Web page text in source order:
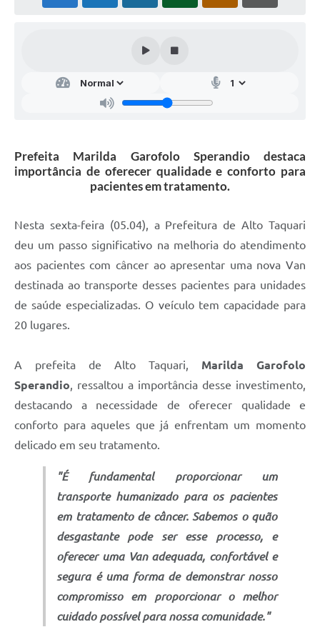
Prefeita Marilda Garofolo Sperandio destaca
importância de oferecer qualidade e conforto para
pacientes em tratamento.
Nesta sexta-feira (05.04), a Prefeitura de Alto Taquari
deu um passo significativo na melhoria do atendimento
aos pacientes com câncer ao apresentar uma nova Van
destinada ao transporte desses pacientes para unidades
de saúde especializadas. O veículo tem capacidade para
20 lugares.
A prefeita de Alto Taquari, Marilda Garofolo
Sperandio , ressaltou a importância desse investimento,
destacando a necessidade de oferecer qualidade e
conforto para aqueles que já enfrentam um momento
delicado em seu tratamento.
"É fundamental proporcionar um
transporte humanizado para os pacientes
em tratamento de câncer. Sabemos o quão
desgastante pode ser esse processo, e
oferecer uma Van adequada, confortável e
segura é uma forma de demonstrar nosso
compromisso em proporcionar o melhor
cuidado possível para nossa comunidade."